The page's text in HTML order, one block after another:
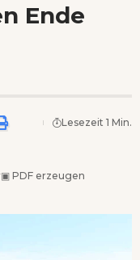
Ende
▣ PDF erzeugen
Lesezeit 1 Min.